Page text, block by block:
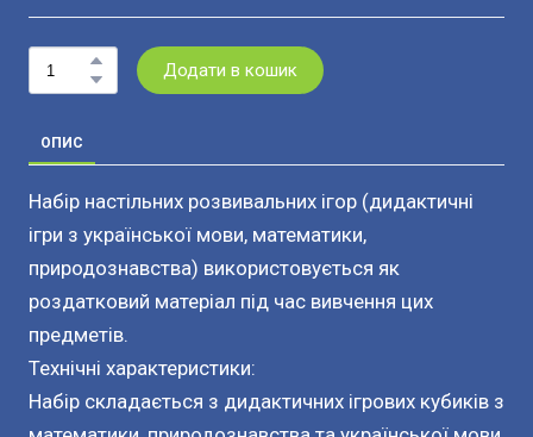
Додати в кошик
ОПИС
Набір настільних розвивальних ігор (дидактичні
ігри з української мови, математики,
природознавства) використовується як
роздатковий матеріал під час вивчення цих
предметів.
Технічні характеристики:
Набір складається з дидактичних ігрових кубиків з